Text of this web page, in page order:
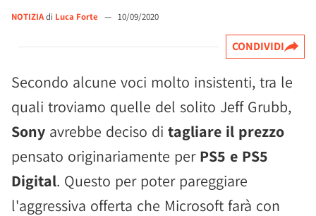
NOTIZIAdi Luca Forte — 10/09/2020
CONDIVIDI
Secondo alcune voci molto insistenti, tra le
quali troviamo quelle del solito Jeff Grubb,
Sony avrebbe deciso di tagliare il prezzo
pensato originariamente per PS5 e PS5
Digital. Questo per poter pareggiare
l'aggressiva offerta che Microsoft farà con